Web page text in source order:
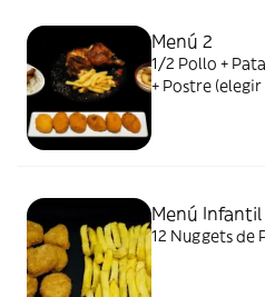
Menú 2
1/2 Pollo +
+ Postre (elegir
Menú Infantil
12 Nuggets de